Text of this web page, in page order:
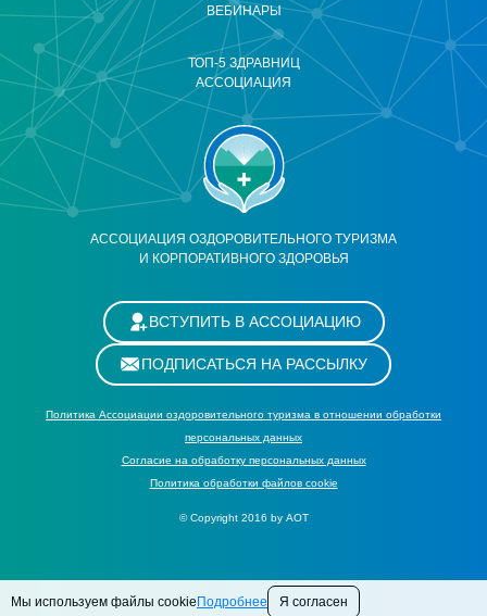
АССОЦИАЦИЯ ОЗДОРОВИТЕЛЬНОГО ТУРИЗМА
И КОРПОРАТИВНОГО ЗДОРОВЬЯ
ВЕБИНАРЫ
ТОП-5 ЗДРАВНИЦ
АССОЦИАЦИЯ
ВСТУПИТЬ В АССОЦИАЦИЮ
ПОДПИСАТЬСЯ НА РАССЫЛКУ
Политика Ассоциации оздоровительного туризма в отношении обработки
персональных данных
Cогласие на обработку персональных данных
Политика обработки файлов cookie
© Copyright 2016 by АОТ
Мы используем файлы cookie Подробнее Я согласен